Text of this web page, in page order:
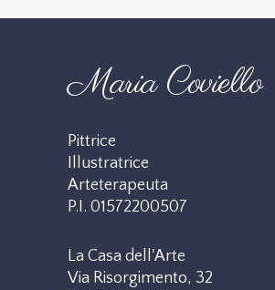
Maria Coviello
Pittrice
Illustratrice
Arteterapeuta
P.I. 01572200507
La Casa dell'Arte
Via Risorgimento, 32